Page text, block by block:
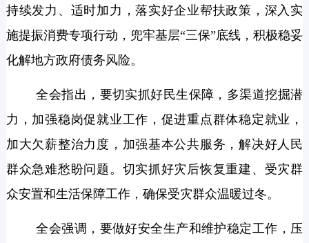
持续发力、适时加力，落实好企业帮扶政策，深入实
施提振消费专项行动，兜牢基层“三保”底线，积极稳妥
化解地方政府债务风险。
全会指出，要切实抓好民生保障，多渠道挖掘潜
力，加强稳岗促就业工作，促进重点群体稳定就业，
加大欠薪整治力度，加强基本公共服务，解决好人民
群众急难愁盼问题。切实抓好灾后恢复重建、受灾群
众安置和生活保障工作，确保受灾群众温暖过冬。
全会强调，要做好安全生产和维护稳定工作，压